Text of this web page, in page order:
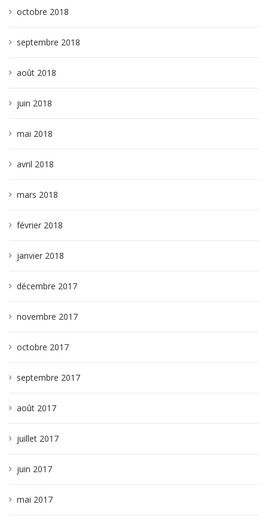
octobre 2018
septembre 2018
août 2018
juin 2018
mai 2018
avril 2018
mars 2018
février 2018
janvier 2018
décembre 2017
novembre 2017
octobre 2017
septembre 2017
août 2017
juillet 2017
juin 2017
mai 2017